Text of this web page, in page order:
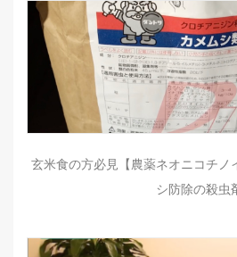
玄米食の方必見【農薬ネオニコチノ
シ防除の殺虫